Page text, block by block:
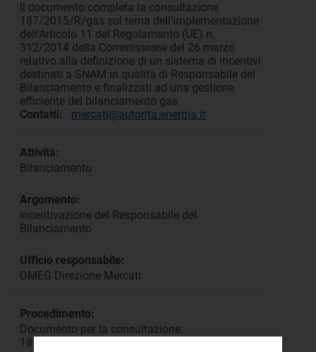
Il documento completa la consultazione
187/2015/R/gas sul tema dell'implementazione
dell'Articolo 11 del Regolamento (UE) n.
312/2014 della Commissione del 26 marzo
relativo alla definizione di un sistema di incentivi
destinati a SNAM in qualità di Responsabile del
Bilanciamento e finalizzati ad una gestione
efficiente del bilanciamento gas.
Contatti:
mercati@autorita.energia.it
Attività:
Bilanciamento
Argomento:
Incentivazione del Responsabile del
Bilanciamento
Ufficio responsabile:
DMEG Direzione Mercati
Procedimento:
Documento per la consultazione:
187/2015/R/gas